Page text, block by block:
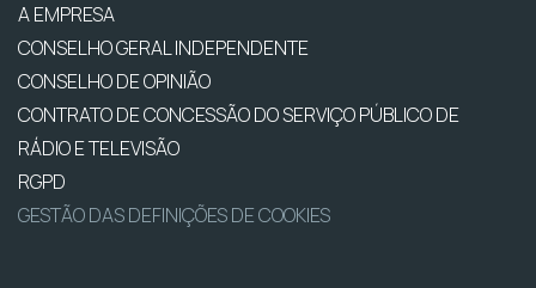
A EMPRESA
CONSELHO GERAL INDEPENDENTE
CONSELHO DE OPINIÃO
CONTRATO DE CONCESSÃO DO SERVIÇO PÚBLICO DE
RÁDIO E TELEVISÃO
RGPD
GESTÃO DAS DEFINIÇÕES DE COOKIES